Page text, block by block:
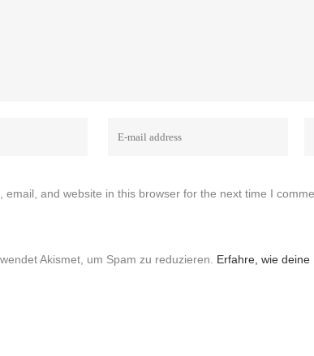
email, and website in this browser for the next time I
Akismet, um Spam zu reduzieren. Erfahre, wie